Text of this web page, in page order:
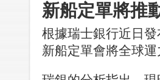
新船定單將推
根據瑞士銀行近日
新船定單會將全球